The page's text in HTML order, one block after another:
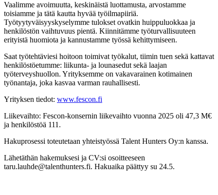
Vaalimme avoimuutta, keskinäistä luottamusta, arvostamme
toisiamme ja tätä kautta hyvää työilmapiiriä.
Työtyytyväisyyskyselymme tulokset ovatkin huippuluokkaa ja
henkilöstön vaihtuvuus pientä. Kiinnitämme työturvallisuuteen
erityistä huomiota ja kannustamme työssä kehittymiseen.
Saat työtehtäviesi hoitoon toimivat työkalut, tiimin tuen sekä kattavat
henkilöstöetumme: liikunta- ja lounasedut sekä laajan
työterveyshuollon. Yrityksemme on vakavarainen kotimainen
työnantaja, joka kasvaa varman rauhallisesti.
Yrityksen tiedot: www.fescon.fi
Liikevaihto: Fescon-konsernin liikevaihto vuonna 2025 oli 47,3 M€
ja henkilöstöä 111.
Hakuprosessi toteutetaan yhteistyössä Talent Hunters Oy:n kanssa.
Lähetäthän hakemuksesi ja CV:si osoitteeseen
taru.lauhde@talenthunters.fi. Hakuaika päättyy su 24.5.